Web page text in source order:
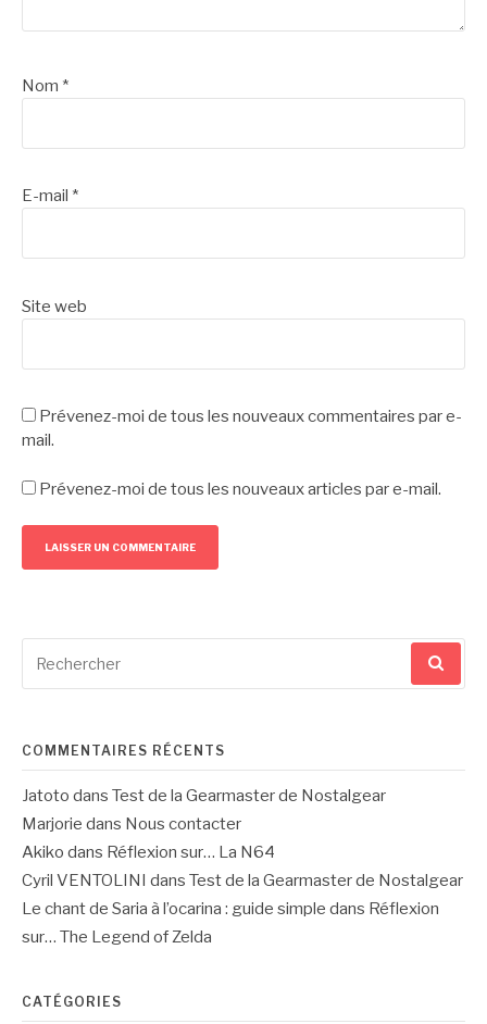
Nom *
E-mail *
Site web
Prévenez-moi de tous les nouveaux commentaires par e-
mail.
Prévenez-moi de tous les nouveaux articles par e-mail.
pour
COMMENTAIRES RÉCENTS
Jatoto dans Test de la Gearmaster de Nostalgear
Marjorie dans Nous contacter
Akiko dans Réflexion sur… La N64
Cyril VENTOLINI dans Test de la Gearmaster de Nostalgear
Le chant de Saria à l’ocarina : guide simple dans Réflexion
sur… The Legend of Zelda
CATÉGORIES